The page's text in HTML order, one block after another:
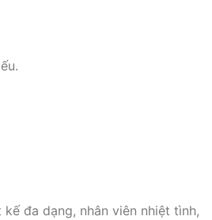
đa dạng, nhân viên nhiệt tình,